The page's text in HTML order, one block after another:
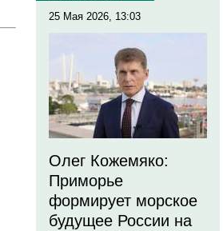
25 Мая 2026, 13:03
Олег Кожемяко:
Приморье
формирует морское
будущее России на